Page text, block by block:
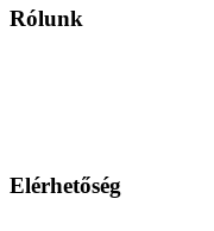
Rólunk
Elérhetőség